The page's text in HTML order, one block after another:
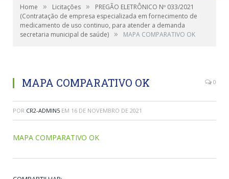
Home » Licitações »
PREGÃO ELETRÔNICO Nº 033/2021
(Contratação de empresa especializada em fornecimento de
medicamento de uso continuo, para atender a demanda
secretaria municipal de saúde) » MAPA COMPARATIVO OK
MAPA COMPARATIVO OK 0
POR CR2-ADMIN5 EM 16 DE NOVEMBRO DE 2021
MAPA COMPARATIVO OK